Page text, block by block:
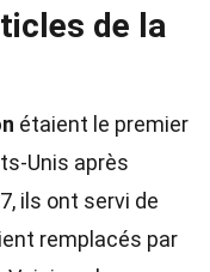
de la
étaient le premier
Unis après
ils ont servi de
remplacés par